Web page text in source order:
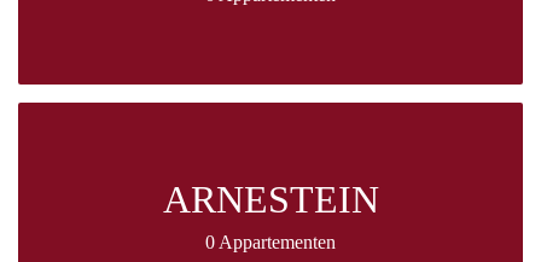
ARNESTEIN
0 Appartementen